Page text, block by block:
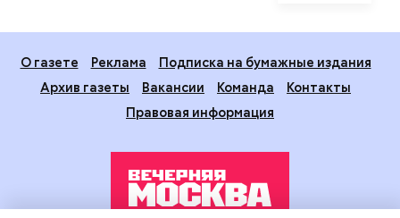
О газете Реклама
Подписка на бумажные издания
Архив газеты
Вакансии Команда
Контакты
Правовая информация